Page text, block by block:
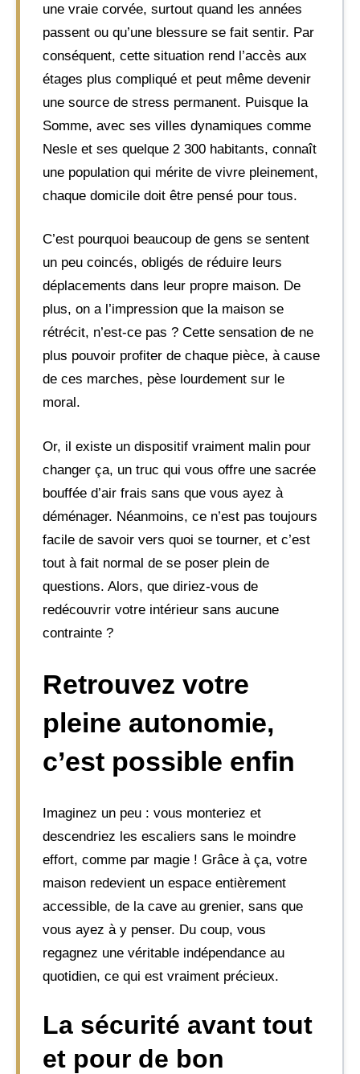
une vraie corvée, surtout quand les années
passent ou qu’une blessure se fait sentir. Par
conséquent, cette situation rend l’accès aux
étages plus compliqué et peut même devenir
une source de stress permanent. Puisque la
Somme, avec ses villes dynamiques comme
Nesle et ses quelque 2 300 habitants, connaît
une population qui mérite de vivre pleinement,
chaque domicile doit être pensé pour tous.
C’est pourquoi beaucoup de gens se sentent
un peu coincés, obligés de réduire leurs
déplacements dans leur propre maison. De
plus, on a l’impression que la maison se
rétrécit, n’est-ce pas ? Cette sensation de ne
plus pouvoir profiter de chaque pièce, à cause
de ces marches, pèse lourdement sur le
moral.
Or, il existe un dispositif vraiment malin pour
changer ça, un truc qui vous offre une sacrée
bouffée d’air frais sans que vous ayez à
déménager. Néanmoins, ce n’est pas toujours
facile de savoir vers quoi se tourner, et c’est
tout à fait normal de se poser plein de
questions. Alors, que diriez-vous de
redécouvrir votre intérieur sans aucune
contrainte ?
Retrouvez votre
pleine autonomie,
c’est possible enfin
Imaginez un peu : vous monteriez et
descendriez les escaliers sans le moindre
effort, comme par magie ! Grâce à ça, votre
maison redevient un espace entièrement
accessible, de la cave au grenier, sans que
vous ayez à y penser. Du coup, vous
regagnez une véritable indépendance au
quotidien, ce qui est vraiment précieux.
La sécurité avant tout
et pour de bon